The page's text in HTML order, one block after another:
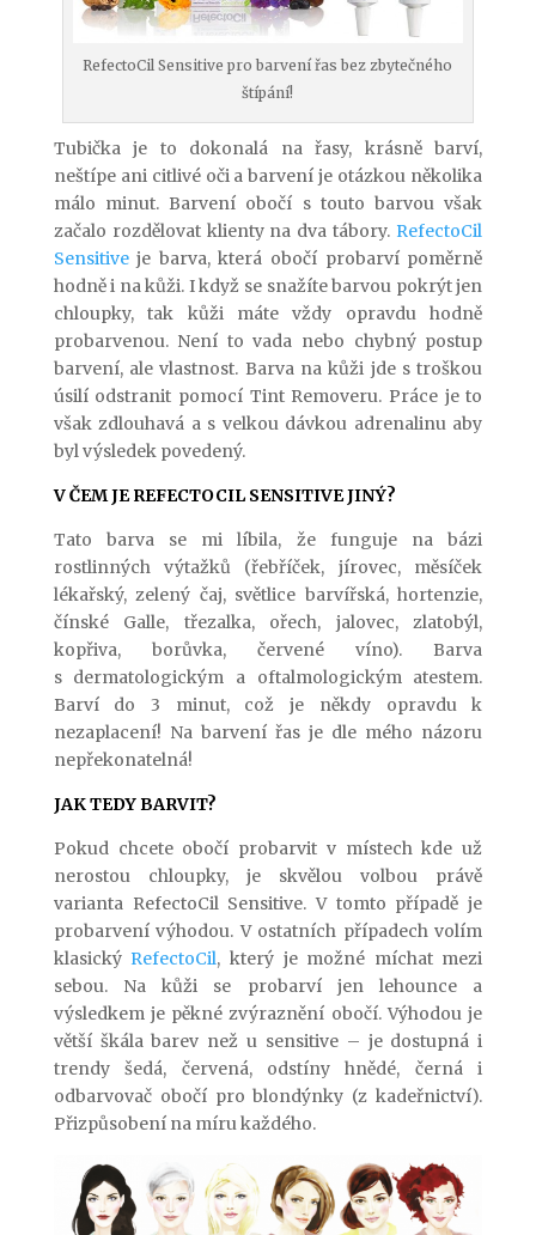
RefectoCil Sensitive pro barvení řas bez zbytečného
štípání!
Tubička je to dokonalá na řasy, krásně barví,
neštípe ani citlivé oči a barvení je otázkou několika
málo minut. Barvení obočí s touto barvou však
začalo rozdělovat klienty na dva tábory. RefectoCil
Sensitiveje barva, která obočí probarví poměrně
hodně i na kůži. I když se snažíte barvou pokrýt jen
chloupky, tak kůži máte vždy opravdu hodně
probarvenou. Není to vada nebo chybný postup
barvení, ale vlastnost. Barva na kůži jde s troškou
úsilí odstranit pomocí Tint Removeru. Práce je to
však zdlouhavá a s velkou dávkou adrenalinu aby
byl výsledek povedený.
V ČEM JE REFECTOCIL SENSITIVE JINÝ?
Tato barva se mi líbila, že funguje na bázi
rostlinných výtažků (řebříček, jírovec, měsíček
lékařský, zelený čaj, světlice barvířská, hortenzie,
čínské Galle, třezalka, ořech, jalovec, zlatobýl,
kopřiva, borůvka, červené víno). Barva
s dermatologickým a oftalmologickým atestem.
Barví do 3 minut, což je někdy opravdu k
nezaplacení! Na barvení řas je dle mého názoru
nepřekonatelná!
JAK TEDY BARVIT?
Pokud chcete obočí probarvit v místech kde už
nerostou chloupky, je skvělou volbou právě
varianta RefectoCil Sensitive. V tomto případě je
probarvení výhodou. V ostatních případech volím
klasický RefectoCil, který je možné míchat mezi
sebou. Na kůži se probarví jen lehounce a
výsledkem je pěkné zvýraznění obočí. Výhodou je
větší škála barev než u sensitive – je dostupná i
trendy šedá, červená, odstíny hnědé, černá i
odbarvovač obočí pro blondýnky (z kadeřnictví).
Přizpůsobení na míru každého.